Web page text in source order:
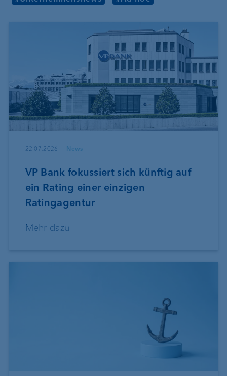
22.07.2026 News
VP Bank fokussiert sich künftig auf
ein Rating einer einzigen
Ratingagentur
Mehr dazu